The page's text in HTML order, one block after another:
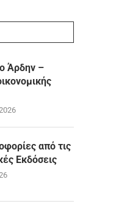
Άρδην –
από τις
Εκδόσεις